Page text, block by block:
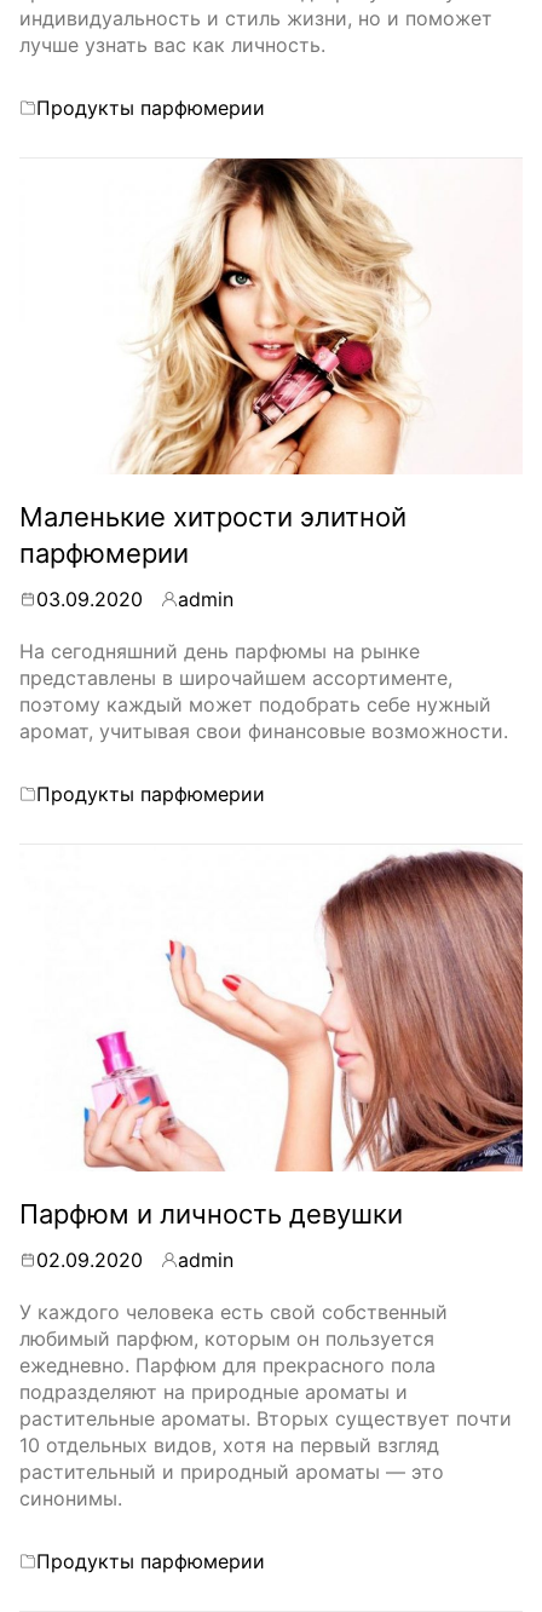
индивидуальность и стиль жизни, но и поможет
лучше узнать вас как личность.
Categories
Продукты парфюмерии
Маленькие хитрости элитной
парфюмерии
03.09.2020 Byadmin
На сегодняшний день парфюмы на рынке
представлены в широчайшем ассортименте,
поэтому каждый может подобрать себе нужный
аромат, учитывая свои финансовые возможности.
Categories
Продукты парфюмерии
Парфюм и личность девушки
02.09.2020 Byadmin
У каждого человека есть свой собственный
любимый парфюм, которым он пользуется
ежедневно. Парфюм для прекрасного пола
подразделяют на природные ароматы и
растительные ароматы. Вторых существует почти
10 отдельных видов, хотя на первый взгляд
растительный и природный ароматы — это
синонимы.
Categories
Продукты парфюмерии